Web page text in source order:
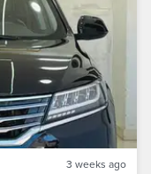
3 weeks ago